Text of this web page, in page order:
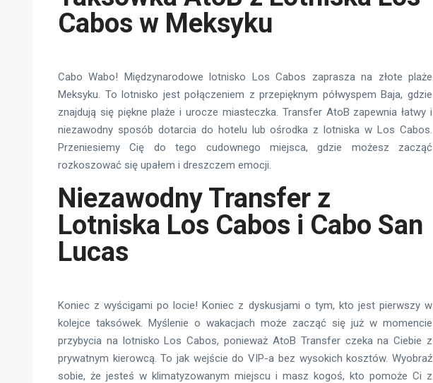
Cabos w Meksyku
Cabo Wabo! Międzynarodowe lotnisko Los Cabos zaprasza na złote plaże
Meksyku. To lotnisko jest połączeniem z przepięknym półwyspem Baja, gdzie
znajdują się piękne plaże i urocze miasteczka. Transfer AtoB zapewnia łatwy i
niezawodny sposób dotarcia do hotelu lub ośrodka z lotniska w Los Cabos.
Przeniesiemy Cię do tego cudownego miejsca, gdzie możesz zacząć
rozkoszować się upałem i dreszczem emocji.
Niezawodny Transfer z
Lotniska Los Cabos i Cabo San
Lucas
Koniec z wyścigami po locie! Koniec z dyskusjami o tym, kto jest pierwszy w
kolejce taksówek. Myślenie o wakacjach może zacząć się już w momencie
przybycia na lotnisko Los Cabos, ponieważ AtoB Transfer czeka na Ciebie z
prywatnym kierowcą. To jak wejście do VIP-a bez wysokich kosztów. Wyobraź
sobie, że jesteś w klimatyzowanym miejscu i masz kogoś, kto pomoże Ci z